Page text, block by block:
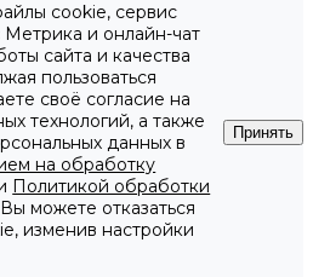
cookie, сервис
и онлайн-чат
сайта и качества
пользоваться
своё согласие на
технологий, а также
данных в
на обработку
Политикой обработки
можете отказаться
изменив настройки
Принять